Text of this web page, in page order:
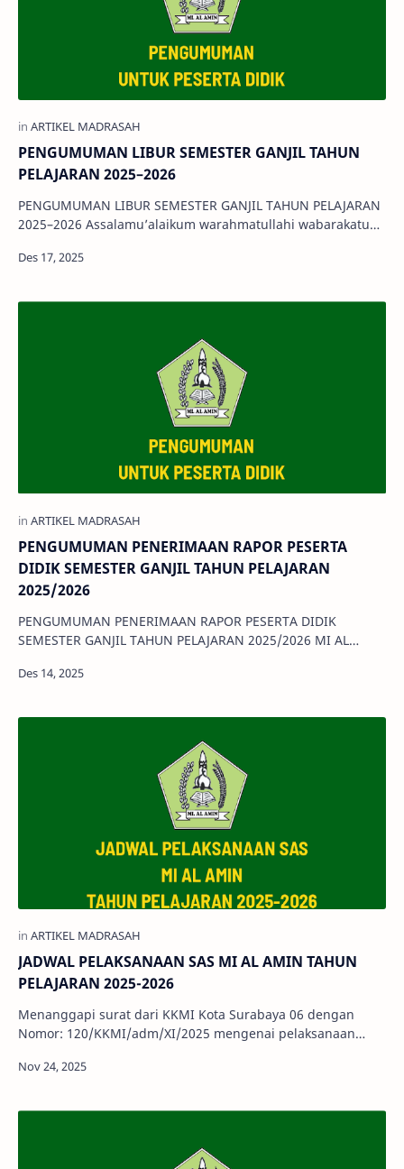
PENGUMUMAN LIBUR SEMESTER GANJIL TAHUN
PELAJARAN 2025–2026
PENGUMUMAN LIBUR SEMESTER GANJIL TAHUN PELAJARAN
2025–2026 Assalamu’alaikum warahmatullahi wabarakatuh.
PENGUMUMAN PENERIMAAN RAPOR PESERTA
DIDIK SEMESTER GANJIL TAHUN PELAJARAN
2025/2026
PENGUMUMAN PENERIMAAN RAPOR PESERTA DIDIK
SEMESTER GANJIL TAHUN PELAJARAN 2025/2026 MI AL
JADWAL PELAKSANAAN SAS MI AL AMIN TAHUN
PELAJARAN 2025-2026
Menanggapi surat dari KKMI Kota Surabaya 06 dengan
Nomor: 120/KKMI/adm/XI/2025 mengenai pelaksanaan